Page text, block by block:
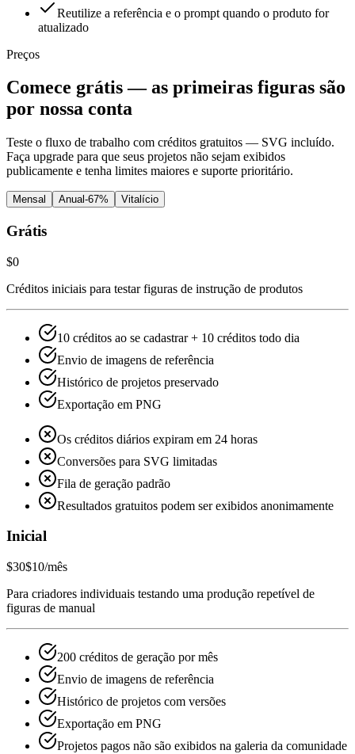
Reutilize a referência e o prompt quando o produto for
atualizado
Preços
Comece grátis — as primeiras figuras são
por nossa conta
Teste o fluxo de trabalho com créditos gratuitos — SVG incluído.
Faça upgrade para que seus projetos não sejam exibidos
publicamente e tenha limites maiores e suporte prioritário.
Mensal Anual-67% Vitalício
Grátis
$0
Créditos iniciais para testar figuras de instrução de produtos
10 créditos ao se cadastrar + 10 créditos todo dia
Envio de imagens de referência
Histórico de projetos preservado
Exportação em PNG
Os créditos diários expiram em 24 horas
Conversões para SVG limitadas
Fila de geração padrão
Resultados gratuitos podem ser exibidos anonimamente
Inicial
$30$10/mês
Para criadores individuais testando uma produção repetível de
figuras de manual
200 créditos de geração por mês
Envio de imagens de referência
Histórico de projetos com versões
Exportação em PNG
Projetos pagos não são exibidos na galeria da comunidade